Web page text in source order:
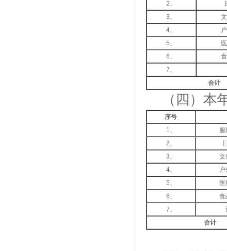
2、
3、
4、
5、
6、
7、
合计
（四）本
序号
1、
服
2、
3、
文
4、
5、
6、
食
7、
合计